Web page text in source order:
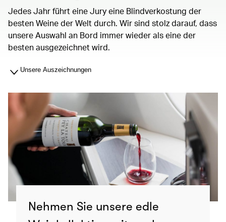
Jedes Jahr führt eine Jury eine Blindverkostung der
besten Weine der Welt durch. Wir sind stolz darauf, dass
unsere Auswahl an Bord immer wieder als eine der
besten ausgezeichnet wird.
Unsere Auszeichnungen
Nehmen Sie unsere edle